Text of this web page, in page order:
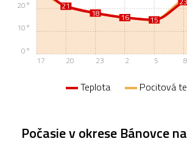
21
18 16 15
21
18 16 15
17 20 23 2 5 8
0°
10°
20°
Teplota Pocitová
Počasie v okrese Bánovce